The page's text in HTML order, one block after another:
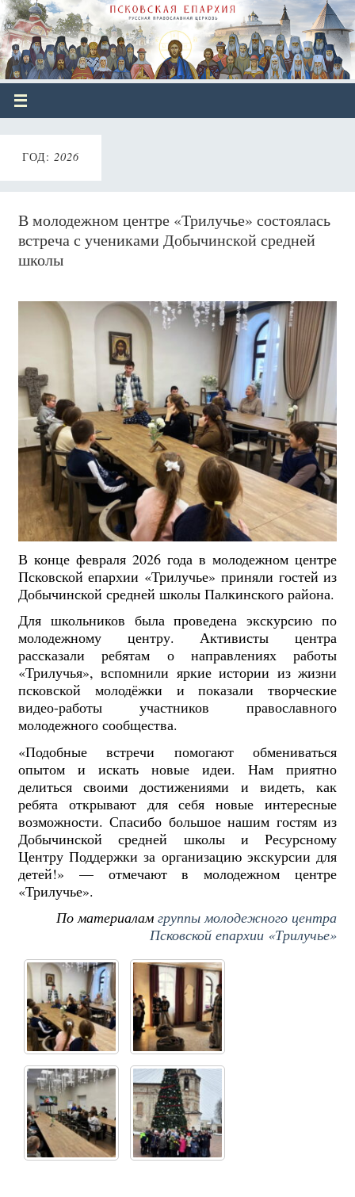
ГОД: 2026
В молодежном центре «Трилучье» состоялась
встреча с учениками Добычинской средней
школы
В конце февраля 2026 года в молодежном центре
Псковской епархии «Трилучье» приняли гостей из
Добычинской средней школы Палкинского района.
Для школьников была проведена экскурсию по
молодежному центру. Активисты центра
рассказали ребятам о направлениях работы
«Трилучья», вспомнили яркие истории из жизни
псковской молодёжки и показали творческие
видео-работы участников православного
молодежного сообщества.
«Подобные встречи помогают обмениваться
опытом и искать новые идеи. Нам приятно
делиться своими достижениями и видеть, как
ребята открывают для себя новые интересные
возможности. Спасибо большое нашим гостям из
Добычинской средней школы и Ресурсному
Центру Поддержки за организацию экскурсии для
детей!» — отмечают в молодежном центре
«Трилучье».
По материаламгруппы молодежного центра
Псковской епархии «Трилучье»